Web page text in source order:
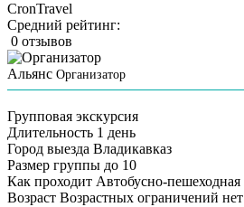
CronTravel
Средний рейтинг:
0 отзывов
Альянс Организатор
Групповая экскурсия
Длительность 1 день
Город выезда Владикавказ
Размер группы до 10
Как проходит Автобусно-пешеходная
Возраст Возрастных ограничений нет